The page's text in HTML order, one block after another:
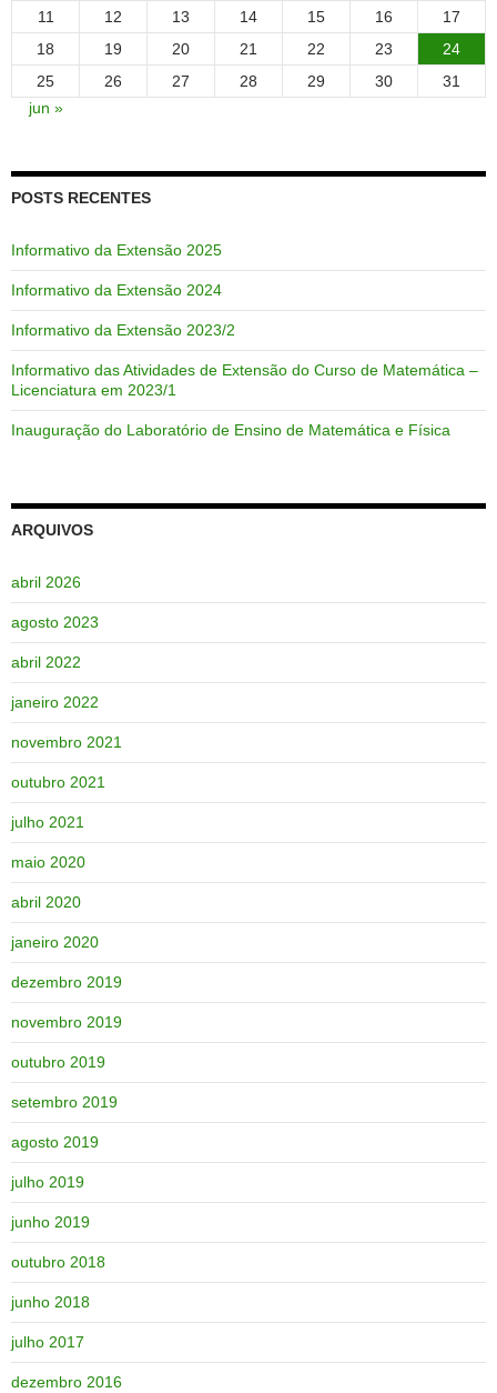
11 12 13 14 15 16
17
18
19 20 21 22 23
24
25
26 27 28 29 30
31
jun »
POSTS RECENTES
Informativo da Extensão 2025
Informativo da Extensão 2024
Informativo da Extensão 2023/2
Informativo das Atividades de Extensão do Curso de Matemática –
Licenciatura em 2023/1
Inauguração do Laboratório de Ensino de Matemática e Física
ARQUIVOS
abril 2026
agosto 2023
abril 2022
janeiro 2022
novembro 2021
outubro 2021
julho 2021
maio 2020
abril 2020
janeiro 2020
dezembro 2019
novembro 2019
outubro 2019
setembro 2019
agosto 2019
julho 2019
junho 2019
outubro 2018
junho 2018
julho 2017
dezembro 2016